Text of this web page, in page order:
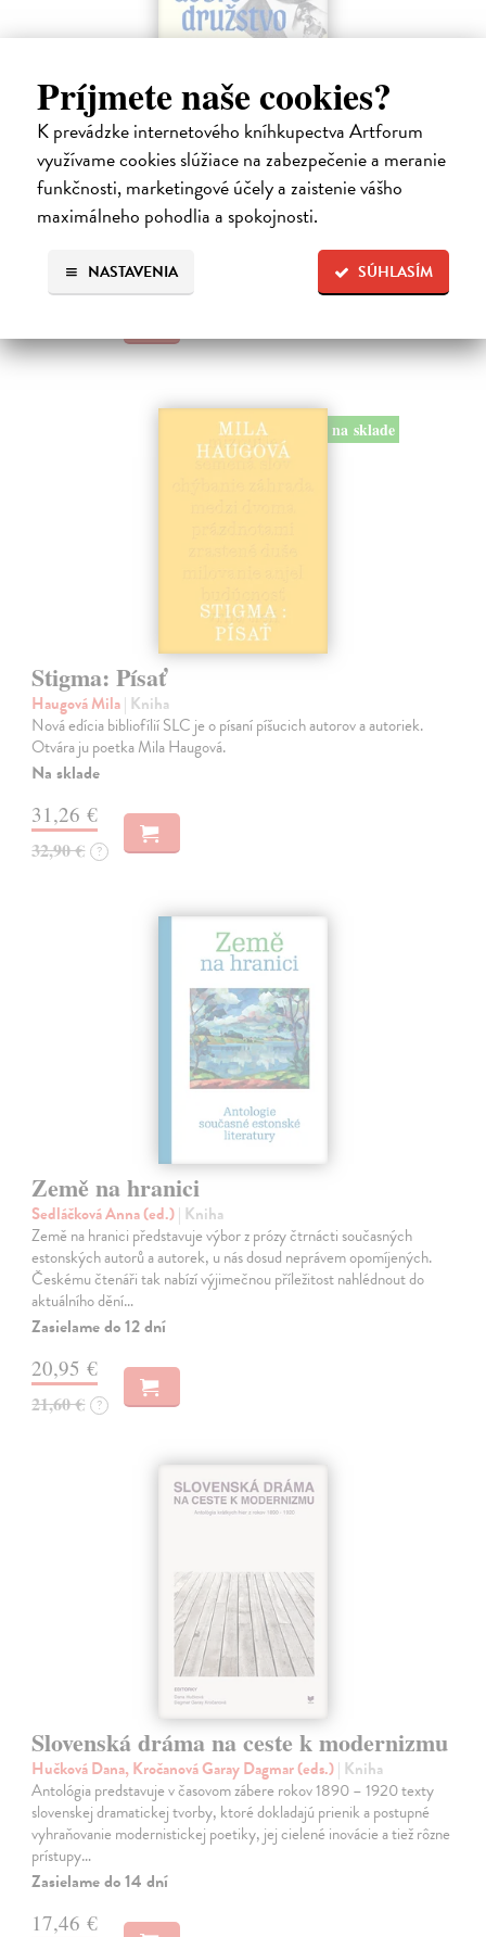
Príjmete naše cookies?
K prevádzke internetového kníhkupectva Artforum
využívame cookies slúžiace na zabezpečenie a meranie
funkčnosti, marketingové účely a zaistenie vášho
maximálneho pohodlia a spokojnosti.
SÚHLASÍM
NASTAVENIA
Dobrodružstvo prekladu
Hečko Blahoslav| Kniha
„Nádherná kniha o úskaliach prekladateľského remesla a bohatstve
nášho jazyka.“ Adam Berka, vydavateľ Blahoslav Hečko (*1915 Suchá
nad Parnou – †2002 Bratislava) je jedny´m z najvy´znamnejších
Na sklade
na sklade
Stigma: Písať
Haugová Mila| Kniha
Nová edícia bibliofílií SLC je o písaní píšucich autorov a autoriek.
Otvára ju poetka Mila Haugová.
Na sklade
31,26 €
32,90 € ?
Země na hranici
Sedláčková Anna (ed.)| Kniha
Země na hranici představuje výbor z prózy čtrnácti současných
estonských autorů a autorek, u nás dosud neprávem opomíjených.
Českému čtenáři tak nabízí výjimečnou příležitost nahlédnout do
aktuálního dění…
Zasielame do 12 dní
20,95 €
21,60 € ?
Slovenská dráma na ceste k modernizmu
Hučková Dana, Kročanová Garay Dagmar (eds.)| Kniha
Antológia predstavuje v časovom zábere rokov 1890 – 1920 texty
slovenskej dramatickej tvorby, ktoré dokladajú prienik a postupné
vyhraňovanie modernistickej poetiky, jej cielené inovácie a tiež rôzne
prístupy…
Zasielame do 14 dní
17,46 €